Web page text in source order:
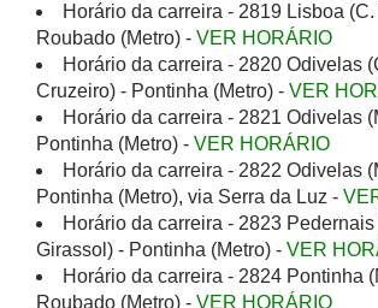
Horário da carreira - 2819 Lisboa (C.
Roubado (Metro) - VER HORÁRIO
Horário da carreira - 2820 Odivelas
Cruzeiro) - Pontinha (Metro) - VER
Horário da carreira - 2821 Odivelas
Pontinha (Metro) - VER HORÁRIO
Horário da carreira - 2822 Odivelas
Pontinha (Metro), via Serra da Luz -
Horário da carreira - 2823
Girassol) - Pontinha (Metro) - VER
Horário da carreira - 2824 Pontinha
Roubado (Metro) - VER HORÁRIO